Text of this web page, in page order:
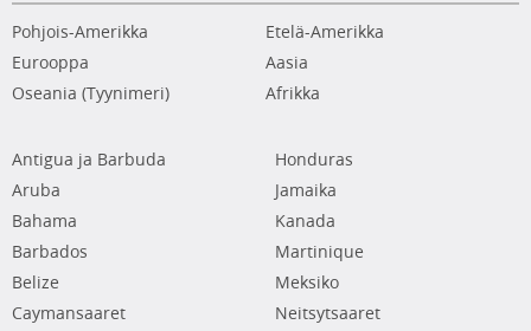
Pohjois-Amerikka
Etelä-Amerikka
Eurooppa
Aasia
Oseania (Tyynimeri)
Afrikka
Antigua ja Barbuda
Aruba
Bahama
Barbados
Belize
Caymansaaret
Honduras
Jamaika
Kanada
Martinique
Meksiko
Neitsytsaaret